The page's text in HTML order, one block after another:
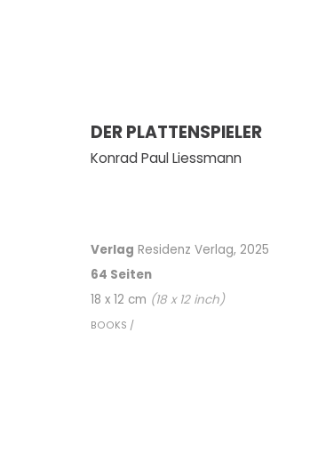
DER PLATTENSPIELER
Konrad Paul Liessmann
Verlag Residenz Verlag, 2025
64 Seiten
18 x 12 cm (18x 12inch)
BOOKS /